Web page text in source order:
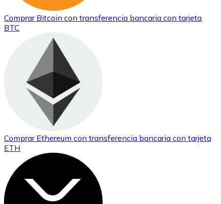
Comprar Bitcoin con transferencia bancaria con tarjeta
BTC
Comprar Ethereum con transferencia bancaria con tarjeta
ETH